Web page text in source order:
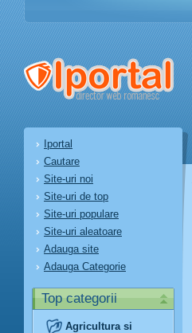
Iportal
Cautare
Site-uri noi
Site-uri de top
Site-uri populare
Site-uri aleatoare
Adauga site
Adauga Categorie
Top categorii
Agricultura si